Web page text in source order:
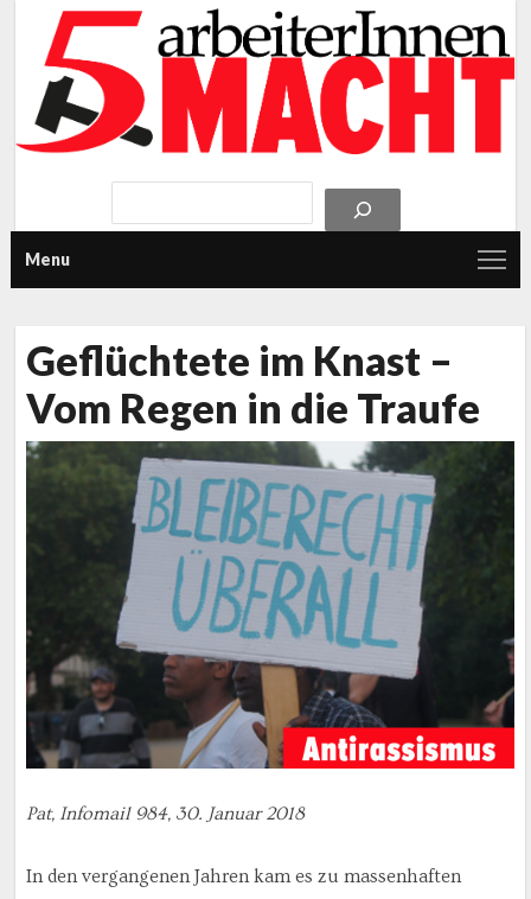
Menu
Geflüchtete im Knast –
Vom Regen in die Traufe
Pat, Infomail 984, 30. Januar 2018
In den vergangenen Jahren kam es zu massenhaften